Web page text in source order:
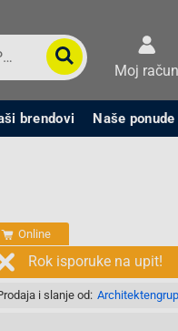
Moj račun
brendovi Naše ponude
Online
Rok isporuke na upit!
i slanje od: